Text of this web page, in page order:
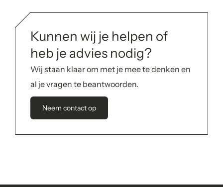
r
Kunnen wij je helpen of
heb je advies nodig?
Wij staan klaar om met je mee te denken en
al je vragen te beantwoorden.
Neem contact op